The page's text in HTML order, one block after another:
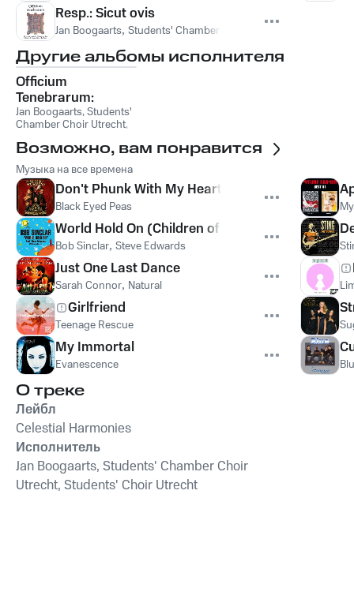
Resp.: Sicut ovis
Jan Boogaarts, Students' Chamber Choir Utrecht
Другие альбомы исполнителя
Officium
Tenebrarum:
Gregorian Chants
by Pierre de la Rue,
Johannes Gardano
& Bernardus Ycart
Jan Boogaarts,Students'
Chamber Choir Utrecht,
Возможно, вам понравится
Музыка на все времена
Don't Phunk With My Heart
Black Eyed Peas
World Hold On (Children of the Sky)
Bob Sinclar, Steve Edwards
Just One Last Dance
Sarah Connor, Natural
Girlfriend
Teenage Rescue
My Immortal
Evanescence
О треке
Лейбл
Celestial Harmonies
Исполнитель
Jan Boogaarts, Students' Chamber Choir
Utrecht, Students' Choir Utrecht